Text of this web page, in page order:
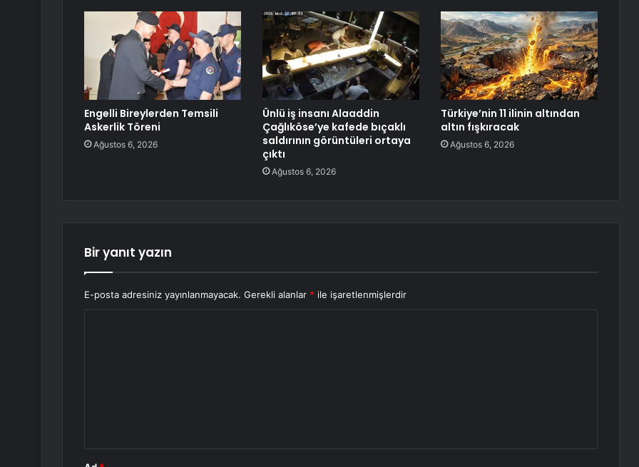
Engelli Bireylerden Temsili
Askerlik Töreni
Ağustos 6, 2026
Ünlü iş insanı Alaaddin
Çağlıköse’ye kafede bıçaklı
saldırının görüntüleri ortaya
çıktı
Ağustos 6, 2026
Türkiye’nin 11 ilinin altından
altın fışkıracak
Ağustos 6, 2026
Bir yanıt yazın
E-posta adresiniz yayınlanmayacak. Gerekli alanlar * ile işaretlenmişlerdir